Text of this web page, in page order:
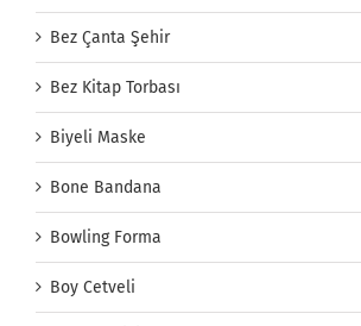
Bez Çanta Şehir
Bez Kitap Torbası
Biyeli Maske
Bone Bandana
Bowling Forma
Boy Cetveli